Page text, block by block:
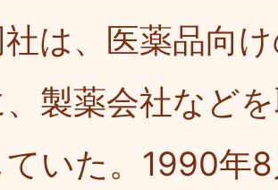
社は、医薬品向
、製薬会社など
ていた。1990年